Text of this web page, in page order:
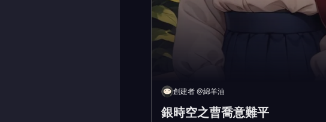
創建者@綿羊油
銀時空之曹喬意難平